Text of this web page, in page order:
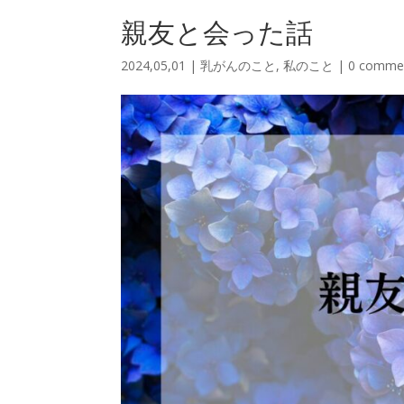
親友と会った話
2024,05,01 |乳がんのこと ,私のこと | 0